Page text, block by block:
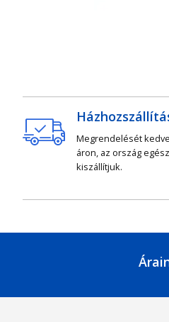
Megrendelését
áron, az ország
kiszállítjuk.